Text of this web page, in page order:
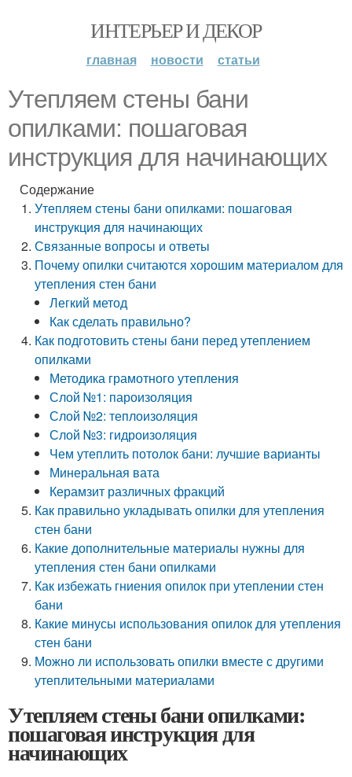
ИНТЕРЬЕР И ДЕКОР
главная новости статьи
Утепляем стены бани
опилками: пошаговая
инструкция для начинающих
Содержание
Утепляем стены бани опилками: пошаговая
инструкция для начинающих
Связанные вопросы и ответы
Почему опилки считаются хорошим материалом для
утепления стен бани
Легкий метод
Как сделать правильно?
Как подготовить стены бани перед утеплением
опилками
Методика грамотного утепления
Слой №1: пароизоляция
Слой №2: теплоизоляция
Слой №3: гидроизоляция
Чем утеплить потолок бани: лучшие варианты
Минеральная вата
Керамзит различных фракций
Как правильно укладывать опилки для утепления
стен бани
Какие дополнительные материалы нужны для
утепления стен бани опилками
Как избежать гниения опилок при утеплении стен
бани
Какие минусы использования опилок для утепления
стен бани
Можно ли использовать опилки вместе с другими
утеплительными материалами
Утепляем стены бани опилками:
пошаговая инструкция для
начинающих